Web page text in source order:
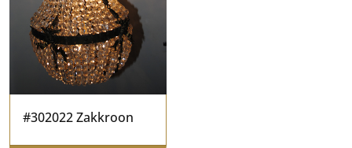
#302022 Zakkroon